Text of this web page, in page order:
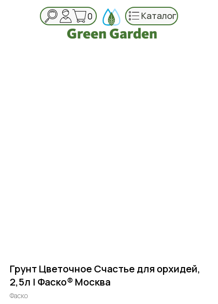
0 Каталог
Грунт Цветочное Счастье для орхидей,
2,5л | Фаско® Москва
Фаско